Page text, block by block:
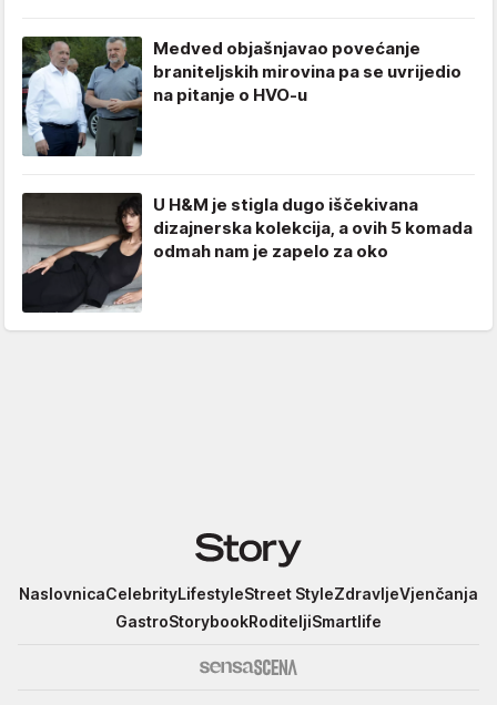
Medved objašnjavao povećanje
braniteljskih mirovina pa se uvrijedio
na pitanje o HVO-u
U H&M je stigla dugo iščekivana
dizajnerska kolekcija, a ovih 5 komada
odmah nam je zapelo za oko
Story
NaslovnicaCelebrityLifestyleStreet StyleZdravljeVjenčanja
GastroStorybookRoditeljiSmartlife